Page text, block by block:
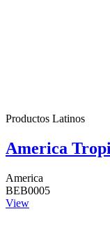
Productos Latinos
America
America
BEB0005
View